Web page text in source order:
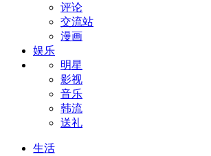
评论
交流站
漫画
娱乐
明星
影视
音乐
韩流
送礼
生活